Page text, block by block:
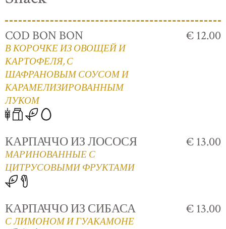
COD BON BON
В КОРОЧКЕ ИЗ ОВОЩЕЙ И
КАРТОФЕЛЯ, С
ШАФРАНОВЫМ СОУСОМ И
КАРАМЕЛИЗИРОВАННЫМ
ЛУКОМ
€ 12.00
КАРПАЧЧО ИЗ ЛОСОСЯ
МАРИНОВАННЫЕ С
ЦИТРУСОВЫМИ ФРУКТАМИ
€ 13.00
КАРПАЧЧО ИЗ СИБАСА
С ЛИМОНОМ И ГУАКАМОНЕ
€ 13.00